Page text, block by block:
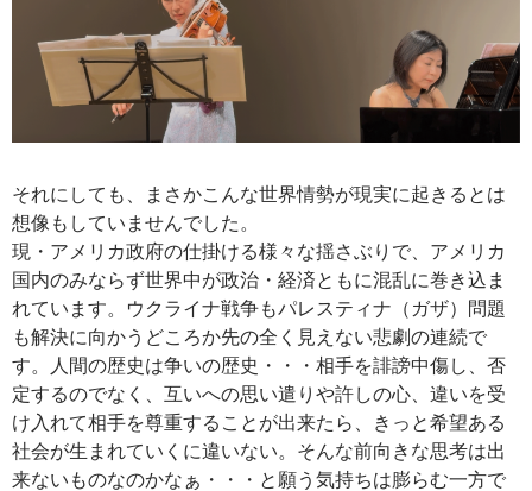
それにしても、まさかこんな世界情勢が現実に起きるとは
想像もしていませんでした。
現・アメリカ政府の仕掛ける様々な揺さぶりで、アメリカ
国内のみならず世界中が政治・経済ともに混乱に巻き込ま
れています。ウクライナ戦争もパレスティナ（ガザ）問題
も解決に向かうどころか先の全く見えない悲劇の連続で
す。人間の歴史は争いの歴史・・・相手を誹謗中傷し、否
定するのでなく、互いへの思い遣りや許しの心、違いを受
け入れて相手を尊重することが出来たら、きっと希望ある
社会が生まれていくに違いない。そんな前向きな思考は出
来ないものなのかなぁ・・・と願う気持ちは膨らむ一方で